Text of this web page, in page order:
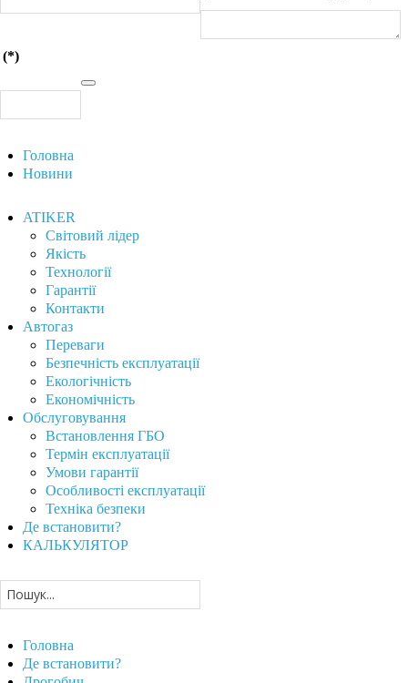
(*)
Головна
Новини
ATIKER
Світовий лідер
Якість
Технології
Гарантії
Контакти
Автогаз
Переваги
Безпечність експлуатації
Екологічність
Економічність
Обслуговування
Встановлення ГБО
Термін експлуатації
Умови гарантії
Особливості експлуатації
Техніка безпеки
Де встановити?
КАЛЬКУЛЯТОР
Головна
Де встановити?